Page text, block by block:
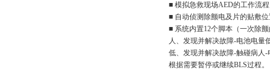
■ 模拟急救现场AED的工作流
■ 自动侦测除颤电及片的贴敷
■ 系统内置12个脚本（一次除
人、发现并解决故障-电池电量
低、发现并解决故障-触碰病人
根据需要暂停或继续BLS过程。